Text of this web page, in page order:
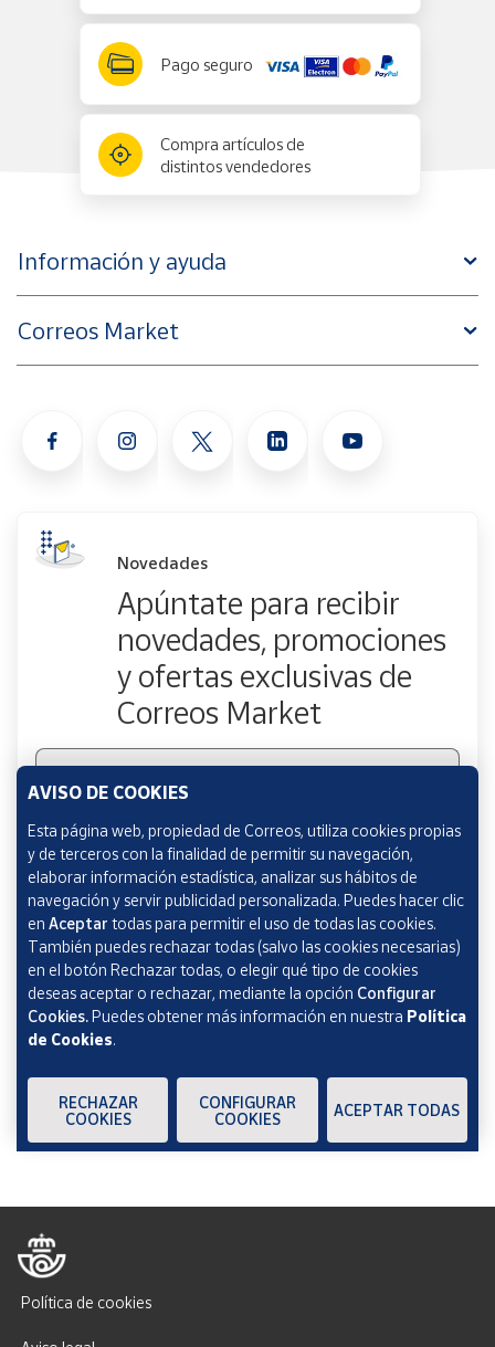
Pago seguro
Compra artículos de
distintos vendedores
Información y ayuda
Correos Market
Novedades
Apúntate para recibir
novedades, promociones
y ofertas exclusivas de
Correos Market
Escribe tu email
Marcando esta casilla consiento la remisión de las
comunicaciones comerciales de acuerdo con laPolítica
de Protección de datos Novedades de Correos
Market
ENVIAR
Política de cookies
AVISO DE COOKIES
Esta página web, propiedad de Correos, utiliza cookies propias
y de terceros con la finalidad de permitir su navegación,
elaborar información estadística, analizar sus hábitos de
navegación y servir publicidad personalizada. Puedes hacer clic
en Aceptar todas para permitir el uso de todas las cookies.
También puedes rechazar todas (salvo las cookies necesarias)
en el botón Rechazar todas, o elegir qué tipo de cookies
deseas aceptar o rechazar, mediante la opción Configurar
Cookies.Puedes obtener más información en nuestra Política
de Cookies.
RECHAZAR
COOKIES
CONFIGURAR
COOKIES
ACEPTAR TODAS